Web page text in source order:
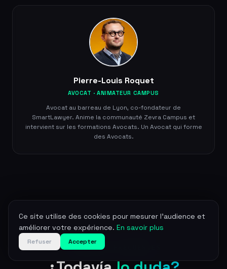
Ce site utilise des cookies pour mesurer l'audience et
améliorer votre expérience. En savoir plus
Refuser Accepter
Pierre-Louis Roquet
AVOCAT · ANIMATEUR CAMPUS
Avocat au barreau de Lyon, co-fondateur de
SmartLawyer. Anime la communauté Zevra Campus et
intervient sur les formations Avocats. Un Avocat qui forme
des Avocats.
PREGUNTAS FRECUENTES